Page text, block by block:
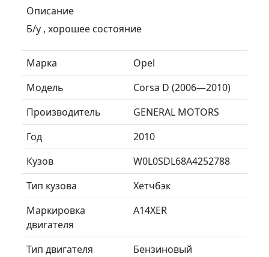
Описание
Б/у , хорошее состояние
Марка
Opel
Модель
Corsa D (2006—2010)
Производитель
GENERAL MOTORS
Год
2010
Кузов
W0L0SDL68A4252788
Тип кузова
Хетчбэк
Маркировка
двигателя
A14XER
Тип двигателя
Бензиновый